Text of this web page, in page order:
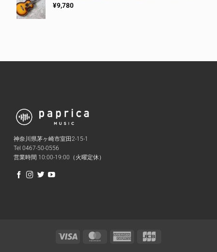
¥9,780
神奈川県茅ヶ崎市室田2-15-1
Tel 0467-50-0556
営業時間 10:00-19:00（火曜定休）
Visa MasterCard American